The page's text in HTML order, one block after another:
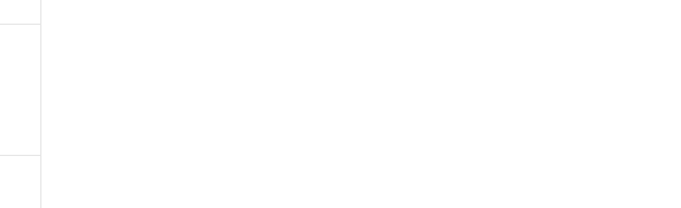
、I-Webメンバーズにご登録され
て、当社および当社の共同利用者
範囲で利用することをご了承くだ
1.共同利用者の範囲」に記載されて
す。